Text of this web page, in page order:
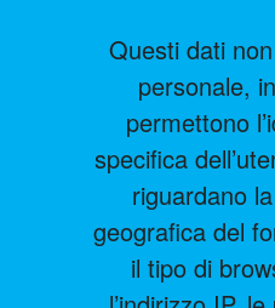
Questi dati
personale,
permettono
specifica
riguardano
geografica del
il tipo di